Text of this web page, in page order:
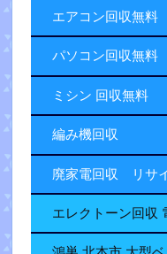
エアコン回収無料
パソコン回収無料
ミシン 回収無料
編み機回収
廃家電回収 リサ
エレクトーン回収